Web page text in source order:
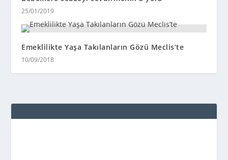
25/01/2019
Emeklilikte Yaşa Takılanların Gözü Meclis’te
10/09/2018